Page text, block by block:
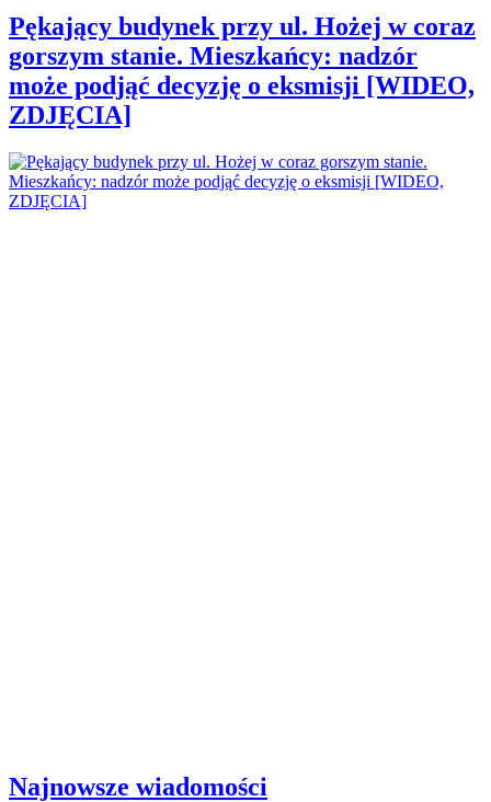
Pękający budynek przy ul. Hożej w coraz
gorszym stanie. Mieszkańcy: nadzór
może podjąć decyzję o eksmisji [WIDEO,
ZDJĘCIA]
Najnowsze wiadomości